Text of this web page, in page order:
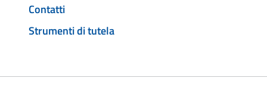
Contatti
Strumenti di tutela